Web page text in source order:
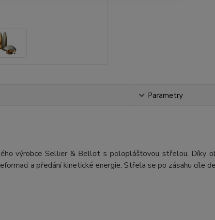
Parametry
výrobce Sellier & Bellot s poloplášťovou střelou. Díky
a předání kinetické energie. Střela se po zásahu cíle